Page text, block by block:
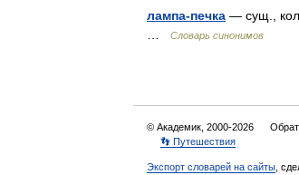
лампа-печка — сущ., кол
Словарь синонимов
© Академик, 2000-2026
👣 Путешествия
Экспорт словарей на сайты ,